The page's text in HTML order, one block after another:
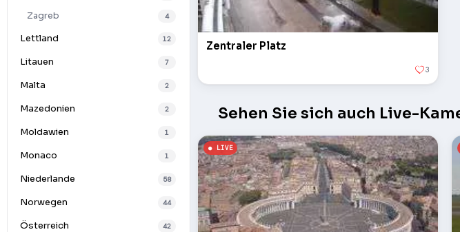
Zagreb 4
Lettland 12
Litauen 7
Malta 2
Mazedonien 2
Moldawien 1
Monaco 1
Niederlande 58
Norwegen 44
Österreich 42
Zentraler Platz
3
Sehen Sie sich auch Live-